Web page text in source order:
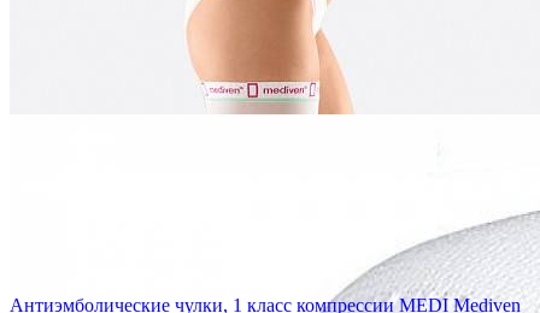
Антиэмболические чулки, 1 класс компрессии MEDI Mediven